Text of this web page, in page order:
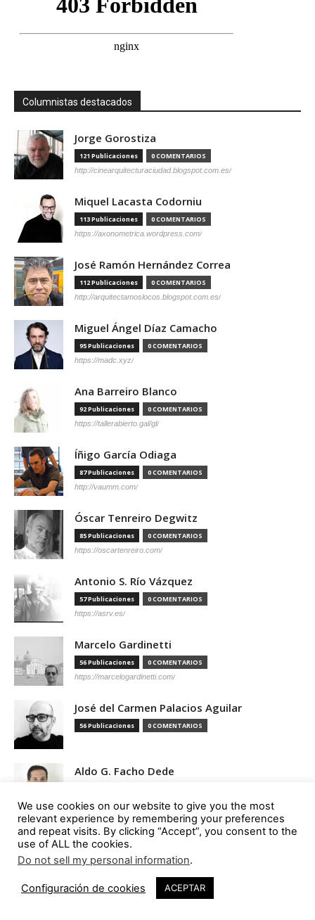
Columnistas destacados
Jorge Gorostiza
121 Publicaciones 0 COMENTARIOS
http://cinearquitecturaciudad.blogspot.com.es/
Miquel Lacasta Codorniu
113 Publicaciones 0 COMENTARIOS
https://axonometrica.wordpress.com/
José Ramón Hernández Correa
112 Publicaciones 0 COMENTARIOS
http://arquitectamoslocos.blogspot.com.es/
Miguel Ángel Díaz Camacho
95 Publicaciones 0 COMENTARIOS
https://madc.xyz/
Ana Barreiro Blanco
92 Publicaciones 0 COMENTARIOS
https://tallerabierto.gal/gl/
Íñigo García Odiaga
87 Publicaciones 0 COMENTARIOS
http://vaumm.com/
Óscar Tenreiro Degwitz
85 Publicaciones 0 COMENTARIOS
https://oscartenreiro.com/
Antonio S. Río Vázquez
57 Publicaciones 0 COMENTARIOS
https://asrv.es/
Marcelo Gardinetti
56 Publicaciones 0 COMENTARIOS
https://marcelogardinetti.com/
José del Carmen Palacios Aguilar
56 Publicaciones 0 COMENTARIOS
Aldo G. Facho Dede
http://urbanistas.lat/
Sergio de Miguel García
http://www.hand-architecture.com/
We use cookies on our website to give you the most
relevant experience by remembering your preferences
and repeat visits. By clicking “Accept”, you consent to the
use of ALL the cookies.
Do not sell my personal information.
Configuración de cookies ACEPTAR